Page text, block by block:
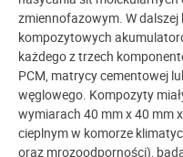
zmiennofazowym. W
kompozytowych
każdego z trzech
PCM, matrycy cementowej
węglowego. Kompozyty
wymiarach 40 mm x 40 mm
cieplnym w komorze
oraz mrozoodporności),